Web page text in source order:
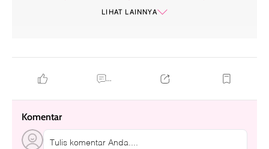
LIHAT LAINNYA
...
Komentar
Tulis komentar Anda....